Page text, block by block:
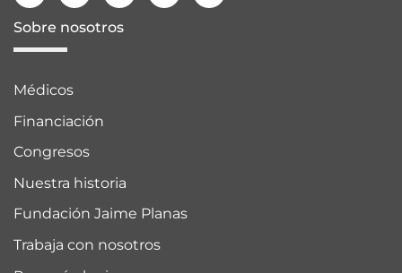
Sobre nosotros
Médicos
Financiación
Congresos
Nuestra historia
Fundación Jaime Planas
Trabaja con nosotros